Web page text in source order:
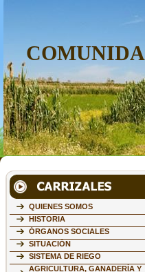
QUIENES SOMOS
HISTORIA
ÓRGANOS SOCIALES
SITUACIÓN
SISTEMA DE RIEGO
AGRICULTURA, GANADERÍA Y